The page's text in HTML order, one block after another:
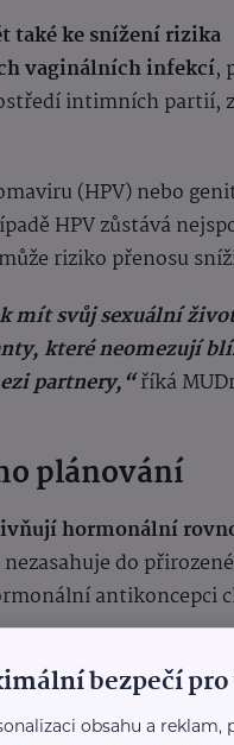
také ke snížení rizika
vaginálních infekcí,
intimních partií,
(HPV) nebo
HPV zůstává
riziko přenosu
mít svůj sexuální
které neomezují
partnery,“říká
plánování
hormonální
do
antikoncepci
návštěva lékaře ani
bezpečí
obsahu a